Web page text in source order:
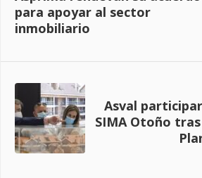
para apoyar al sector
inmobiliario
Asval
SIMA Otoño